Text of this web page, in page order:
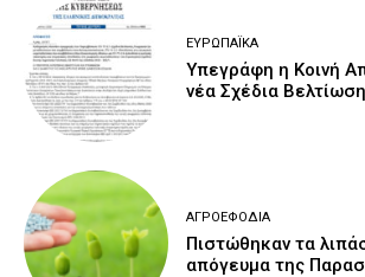
ΕΥΡΩΠΑΪΚΆ
Υπεγράφη η Κοινή
νέα Σχέδια
ΑΓΡΟΕΦΌΔΙΑ
Πιστώθηκαν τα
απόγευμα της